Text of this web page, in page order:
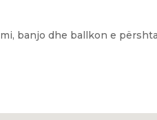
banjo dhe ballkon e